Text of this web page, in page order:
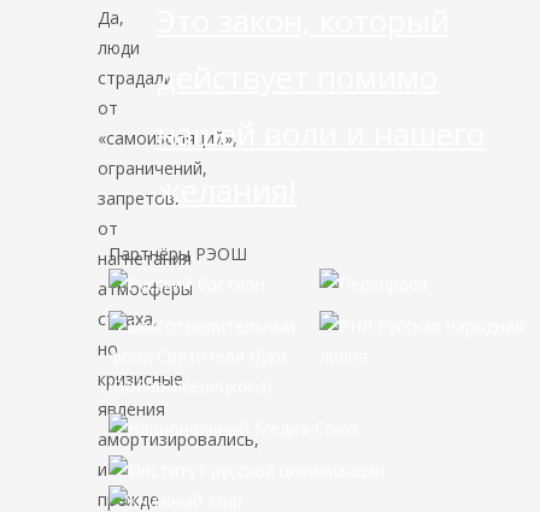
Да,
люди
страдали
от
«самоизоляций»,
ограничений,
запретов,
от
нагнетания
атмосферы
страха,
но
кризисные
явления
амортизировались,
и
прежде
действует помимо
нашей воли и нашего
желания!
Партнёры РЭОШ